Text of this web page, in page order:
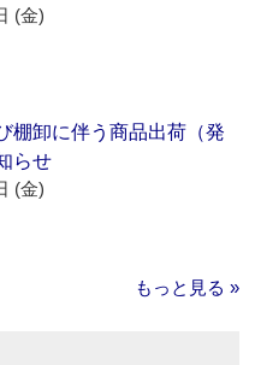
(金)
棚卸に伴う商品出荷（発
らせ
(金)
もっと見る »